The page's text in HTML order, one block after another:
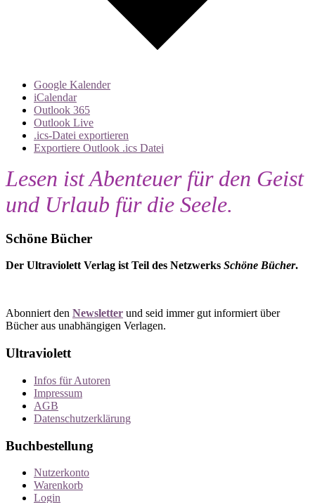
Google Kalender
iCalendar
Outlook 365
Outlook Live
.ics-Datei exportieren
Exportiere Outlook .ics Datei
Lesen ist Abenteuer für den Geist
und Urlaub für die Seele.
Schöne Bücher
Der Ultraviolett Verlag ist Teil des Netzwerks Schöne Bücher.
Abonniert den Newsletter und seid immer gut informiert über
Bücher aus unabhängigen Verlagen.
Ultraviolett
Infos für Autoren
Impressum
AGB
Datenschutzerklärung
Buchbestellung
Nutzerkonto
Warenkorb
Login